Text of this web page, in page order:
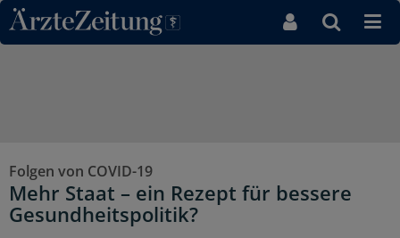
Direkt zum Inhaltsbereich
Folgen von COVID-19
Mehr Staat – ein Rezept für bessere
Gesundheitspolitik?